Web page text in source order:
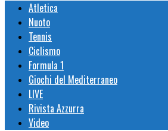
Atletica
Nuoto
Tennis
Ciclismo
Formula 1
Giochi del Mediterraneo
LIVE
Rivista Azzurra
Video